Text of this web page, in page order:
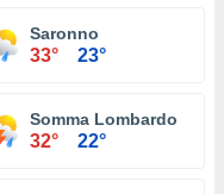
Saronno
33° 23°
Somma Lombardo
32° 22°